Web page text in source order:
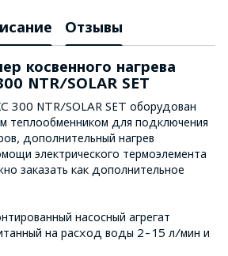
Отзывы
косвенного нагрева
NTR/SOLAR SET
300 NTR/SOLAR SET оборудован
теплообменником для подключения
дополнительный нагрев
электрического термоэлемента
заказать как дополнительное
насосный агрегат
на расход воды 2-15 л/мин и